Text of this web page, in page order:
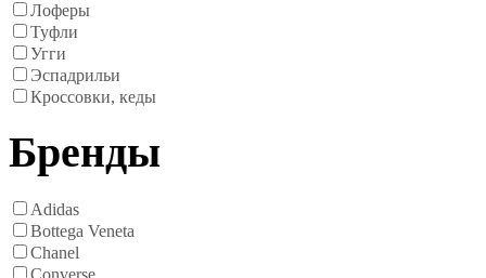
Лоферы
Туфли
Угги
Эспадрильи
Кроссовки, кеды
Бренды
Adidas
Bottega Veneta
Chanel
Converse